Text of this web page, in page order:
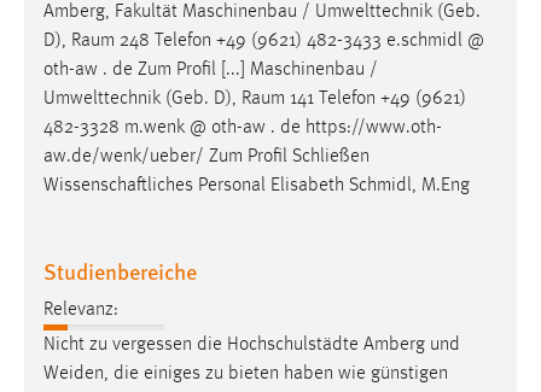
Amberg, Fakultät Maschinenbau / Umwelttechnik (Geb.
D), Raum 248 Telefon +49 (9621) 482-3433 e.schmidl @
oth-aw . de Zum Profil [...] Maschinenbau /
Umwelttechnik (Geb. D), Raum 141 Telefon +49 (9621)
482-3328 m.wenk @ oth-aw . de https://www.oth-
aw.de/wenk/ueber/ Zum Profil Schließen
Wissenschaftliches Personal Elisabeth Schmidl, M.Eng
Studienbereiche
Relevanz:
Nicht zu vergessen die Hochschulstädte Amberg und
Weiden, die einiges zu bieten haben wie günstigen